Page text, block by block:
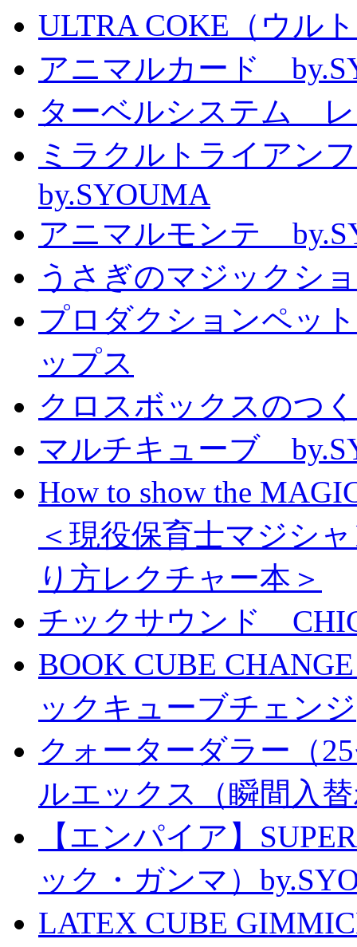
ULTRA COKE（ウル
アニマルカード
ターベルシステム
ミラクルトライアン
by.SYOUMA
アニマルモンテ
うさぎのマジックシ
プロダクションペッ
ップス
クロスボックスのつ
マルチキューブ
How to show the
＜現役保育士マジシ
り方レクチャー本＞
チックサウンド
BOOK CUBE
ックキューブチェンジ
クォーターダラー（
ルエックス（瞬間入
【エンパイア】
ック・ガンマ）
LATEX CUBE